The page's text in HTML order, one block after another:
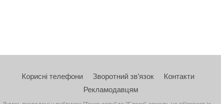
Корисні телефони Зворотний зв’язок
Контакти
Рекламодавцям